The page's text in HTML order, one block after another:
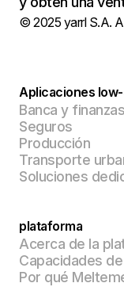
© 2025 yarrl S.A.
Aplicaciones
Banca y finanzas
Seguros
Producción
Transporte
Soluciones
plataforma
Acerca de la
Capacidades
Por qué